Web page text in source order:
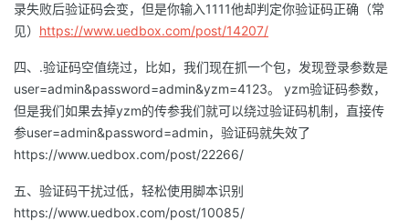
堂
我
的
课
程
我
的
认
我
的
我
我
的
技
术
支
我
的
云
声
录失败后验证码会变，但是你输入1111他却判定你验证码正确（常
见） https://www.uedbox.com/post/14207/
四、.验证码空值绕过，比如，我们现在抓一个包，发现登录参数是
user=admin&password=admin&yzm=4123。 yzm验证码参数，
但是我们如果去掉yzm的传参我们就可以绕过验证码机制，直接传
参user=admin&password=admin，验证码就失效了
https://www.uedbox.com/post/22266/
五、验证码干扰过低，轻松使用脚本识别
https://www.uedbox.com/post/10085/